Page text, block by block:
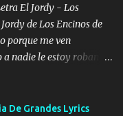
conocen ya saben de
El Jordy - Los
de Los Encinos de
porque me ven
a nadie le estoy robando
estaba escaso Mi
De Grandes Lyrics